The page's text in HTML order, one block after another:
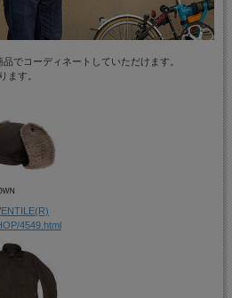
でコーディネートしていただけます。
ます。
4549.html